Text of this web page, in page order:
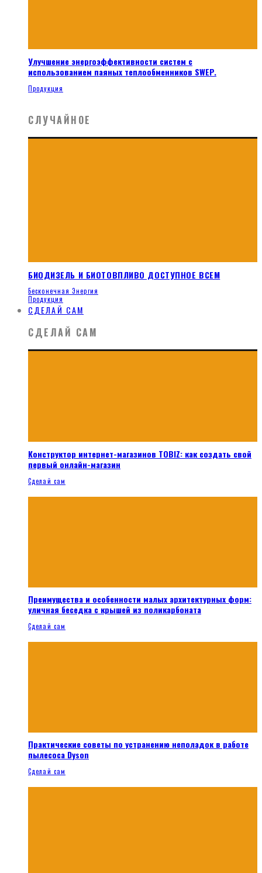
Улучшение энергоэффективности систем с
использованием паяных теплообменников SWEP.
Продукция
СЛУЧАЙНОЕ
БИОДИЗЕЛЬ И БИОТОВПЛИВО ДОСТУПНОЕ ВСЕМ
Бесконечная Энергия
Продукция
СДЕЛАЙ САМ
СДЕЛАЙ САМ
Конструктор интернет-магазинов TOBIZ: как создать свой
первый онлайн-магазин
Сделай сам
Преимущества и особенности малых архитектурных форм:
уличная беседка с крышей из поликарбоната
Сделай сам
Практические советы по устранению неполадок в работе
пылесоса Dyson
Сделай сам